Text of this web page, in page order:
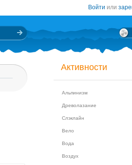
Войти или
Активности
Альпинизм
Древолазание
Слэклайн
Вело
Вода
Воздух